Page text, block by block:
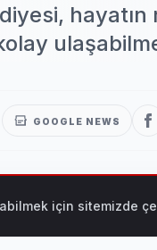
GOOGLE NEWS
için sitemizde